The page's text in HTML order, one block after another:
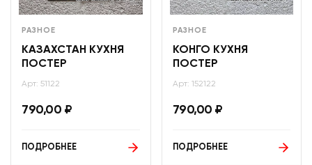
РАЗНОЕ
КАЗАХСТАН КУХНЯ
ПОСТЕР
Арт: 51122
790,00 ₽
ПОДРОБНЕЕ
РАЗНОЕ
КОНГО КУХНЯ
ПОСТЕР
Арт: 152122
790,00 ₽
ПОДРОБНЕЕ